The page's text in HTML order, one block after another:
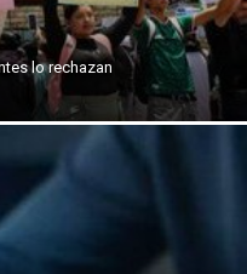
lo rechazan